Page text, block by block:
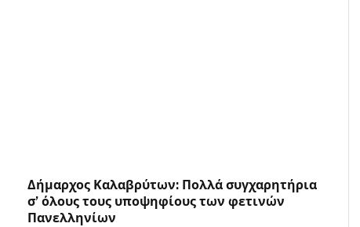
Δήμαρχος Καλαβρύτων: Πολλά συγχαρητήρια
σ’ όλους τους υποψηφίους των φετινών
Πανελληνίων